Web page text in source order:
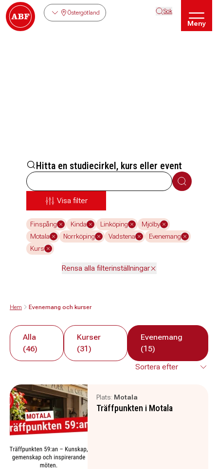
Östergötland Sök
Meny
Hitta en studiecirkel, kurs eller event
Sök
Visa filter
Finspång Kinda Linköping
Mjölby
Motala
Norrköping Vadstena
Evenemang
Kurs
Rensa alla filterinställningar
Hem Evenemang och kurser
Alla
(46)
Kurser
(31)
Evenemang
(15)
Plats: Motala
Träffpunkten i Motala